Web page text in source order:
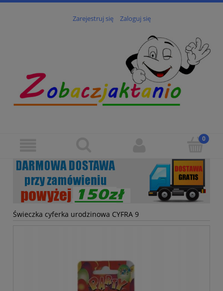
Zarejestruj się Zaloguj się
Świeczka cyferka urodzinowa CYFRA 9